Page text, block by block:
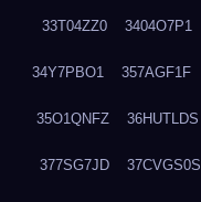
33T04ZZ0 3404O7P1
34Y7PBO1 357AGF1F
35O1QNFZ 36HUTLDS
377SG7JD 37CVGS0S